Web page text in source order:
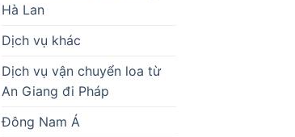
Hà Lan
Dịch vụ khác
Dịch vụ vận chuyển loa từ
An Giang đi Pháp
Đông Nam Á